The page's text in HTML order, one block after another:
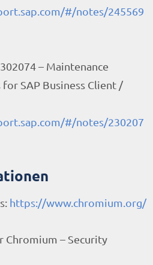
#/notes/245569
– Maintenance
SAP Business Client /
#/notes/230207
https://www.chromium.org/
Chromium – Security